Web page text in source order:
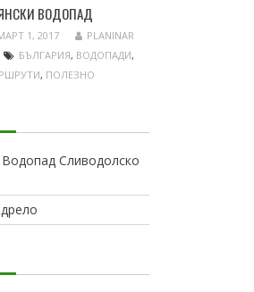
ВОДОПАД
1, 2017
PLANINAR
БЪЛГАРИЯ, ВОДОПАДИ,
, ПОЛЕЗНО
Водопад Сливодолско